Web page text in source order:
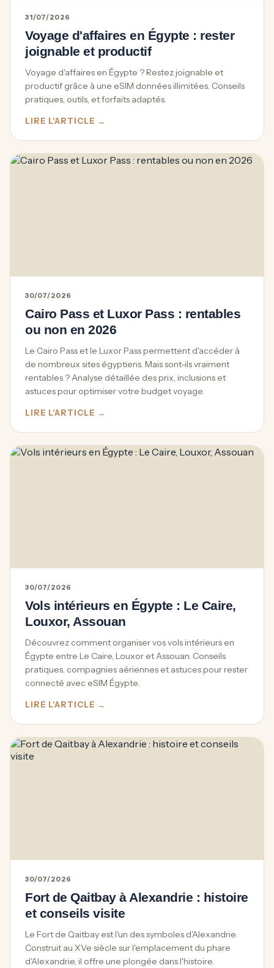
31/07/2026
Voyage d'affaires en Égypte : rester
joignable et productif
Voyage d'affaires en Égypte ? Restez joignable et
productif grâce à une eSIM données illimitées. Conseils
pratiques, outils, et forfaits adaptés.
LIRE L'ARTICLE →
30/07/2026
Cairo Pass et Luxor Pass : rentables
ou non en 2026
Le Cairo Pass et le Luxor Pass permettent d'accéder à
de nombreux sites égyptiens. Mais sont-ils vraiment
rentables ? Analyse détaillée des prix, inclusions et
astuces pour optimiser votre budget voyage.
LIRE L'ARTICLE →
30/07/2026
Vols intérieurs en Égypte : Le Caire,
Louxor, Assouan
Découvrez comment organiser vos vols intérieurs en
Égypte entre Le Caire, Louxor et Assouan. Conseils
pratiques, compagnies aériennes et astuces pour rester
connecté avec eSIM Égypte.
LIRE L'ARTICLE →
30/07/2026
Fort de Qaitbay à Alexandrie : histoire
et conseils visite
Le Fort de Qaitbay est l'un des symboles d'Alexandrie.
Construit au XVe siècle sur l'emplacement du phare
d'Alexandrie, il offre une plongée dans l'histoire.